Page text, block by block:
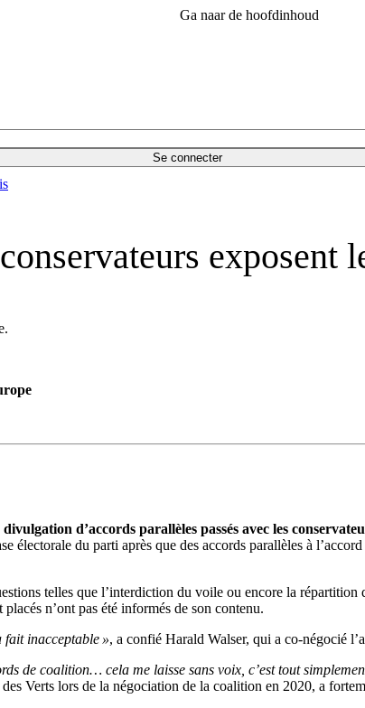
Ga naar de hoofdinhoud
Se connecter
exposent
d’accords parallèles passés avec les
électorale du parti après que des accords parallèles à
telles que l’interdiction du voile ou encore la répartition
n’ont pas été informés de son contenu.
fait inacceptable », a confié Harald Walser, qui a co-négocié
de coalition… cela me laisse sans voix, c’est tout
Verts lors de la négociation de la coalition en 2020, a